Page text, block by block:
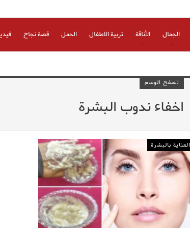
الجمال الأناقة تربية الاطفال الحمل قصة نجاح
تصفح الوسم
اخفاء ندوب البشرة
العناية بالبشرة